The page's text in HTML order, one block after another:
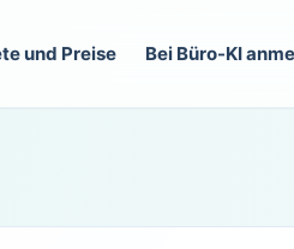
und Preise Bei Büro-KI